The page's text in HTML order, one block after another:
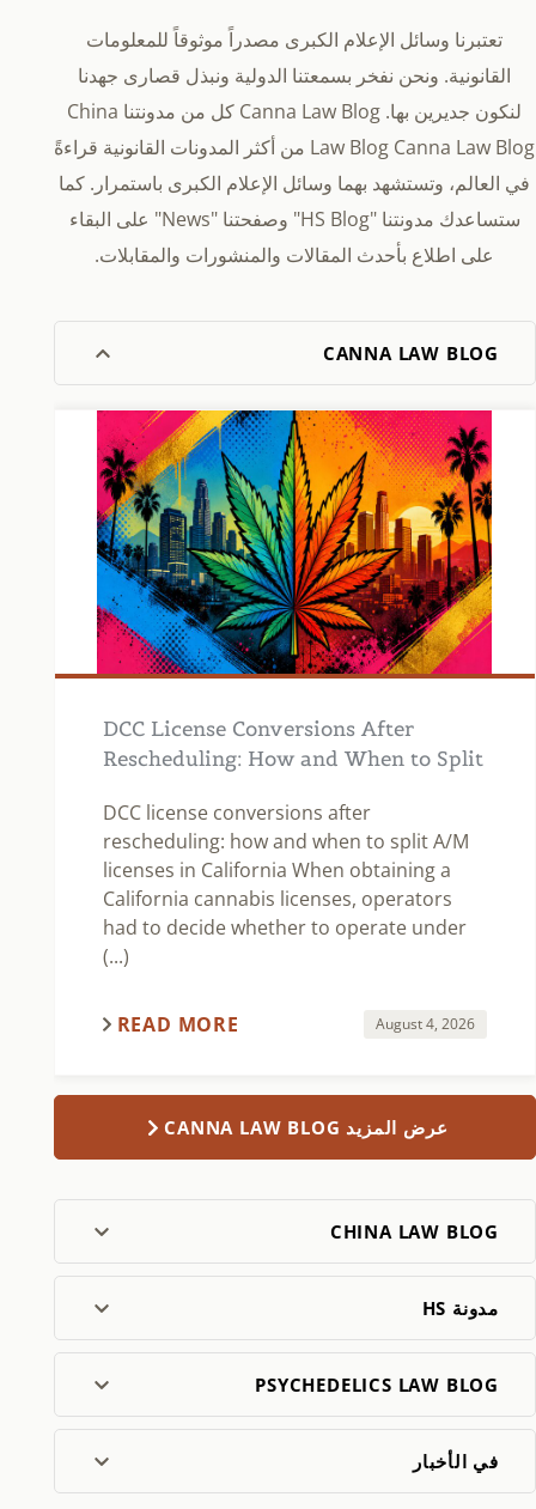
تعتبرنا وسائل الإعلام الكبرى مصدراً موثوقاً للمعلومات
القانونية. ونحن نفخر بسمعتنا الدولية ونبذل قصارى جهدنا
لنكون جديرين بها. Canna Law Blog كل من مدونتنا China
Law Blog Canna Law Blog من أكثر المدونات القانونية قراءةً
في العالم، وتستشهد بهما وسائل الإعلام الكبرى باستمرار. كما
ستساعدك مدونتنا "HS Blog" وصفحتنا "News" على البقاء
على اطلاع بأحدث المقالات والمنشورات والمقابلات.
CANNA LAW BLOG
DCC License Conversions After
Rescheduling: How and When to Split
DCC license conversions after
rescheduling: how and when to split A/M
licenses in California When obtaining a
California cannabis licenses, operators
had to decide whether to operate under
(...)
August 4, 2026
READ MORE
عرض المزيد CANNA LAW BLOG
CHINA LAW BLOG
مدونة HS
PSYCHEDELICS LAW BLOG
في الأخبار